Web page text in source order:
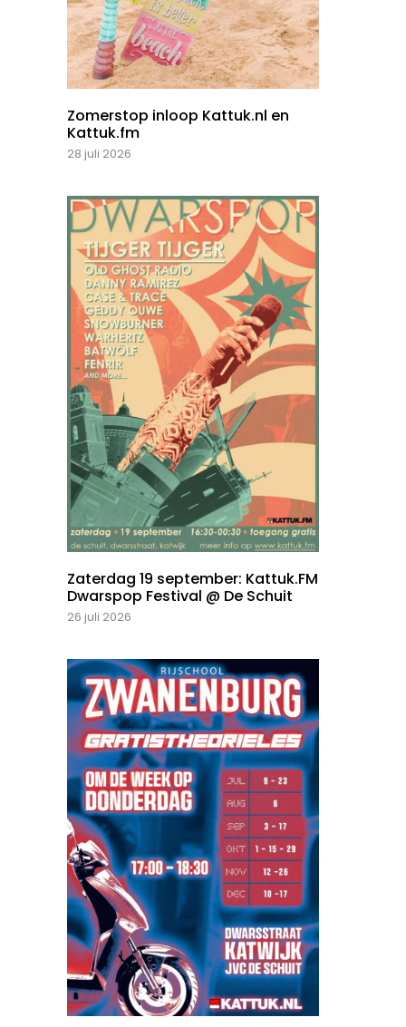
Zomerstop inloop Kattuk.nl en
Kattuk.fm
28 juli 2026
Zaterdag 19 september: Kattuk.FM
Dwarspop Festival @ De Schuit
26 juli 2026